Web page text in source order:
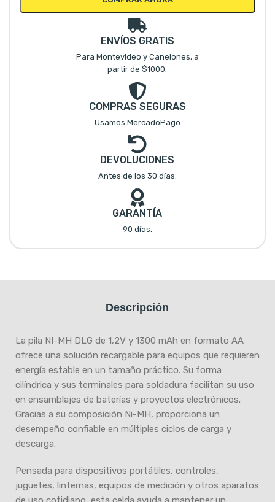
ENVÍOS GRATIS
Para Montevideo y Canelones, a
partir de $1000.
COMPRAS SEGURAS
Usamos MercadoPago
DEVOLUCIONES
Antes de los 30 días.
GARANTÍA
90 días.
Descripción
La pila NI-MH DLG de 1,2V y 1300 mAh en formato AA
ofrece una solución recargable para equipos que requieren
energía estable en un tamaño práctico. Su forma
cilíndrica y sus terminales para soldadura facilitan su uso
en ensamblajes de baterías y proyectos electrónicos.
Gracias a su composición Ni-MH, proporciona un
desempeño confiable en múltiples ciclos de carga y
descarga.
Pensada para dispositivos portátiles, controles,
juguetes, linternas, equipos de medición y otros aparatos